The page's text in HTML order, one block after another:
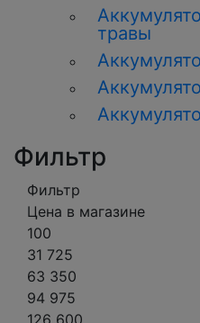
травы
Фильтр
Фильтр
Цена в магазине
100
31 725
63 350
94 975
126 600